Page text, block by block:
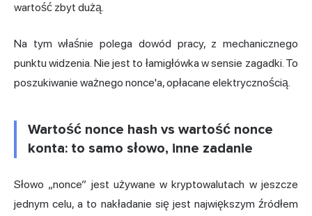
wartość zbyt dużą.
Na tym właśnie polega dowód pracy, z mechanicznego
punktu widzenia. Nie jest to łamigłówka w sensie zagadki. To
poszukiwanie ważnego nonce'a, opłacane elektrycznością.
Wartość nonce hash vs wartość nonce
konta: to samo słowo, inne zadanie
Słowo „nonce” jest używane w kryptowalutach w jeszcze
jednym celu, a to nakładanie się jest największym źródłem